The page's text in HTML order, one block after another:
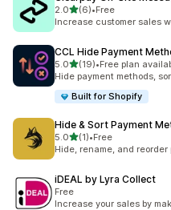
2.05つ星中
(6)
合計レビュー数：6件
•Free
Increase customer sales
CCL Hide Payment
5.05つ星中
(19)
合計レビュー数：19件
•Free plan
Hide payment methods,
Built for Shopify
Hide & Sort Payment
5.05つ星中
(1)
合計レビュー数：1件
•Free
Hide, rename, and reorder
iDEAL by Lyra Collect
Free
Increase your sales by